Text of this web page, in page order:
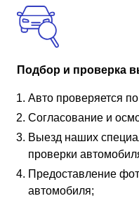
Подбор и проверка
Авто проверяется
Согласование и
Выезд наших
проверки
Предоставление
автомобиля;